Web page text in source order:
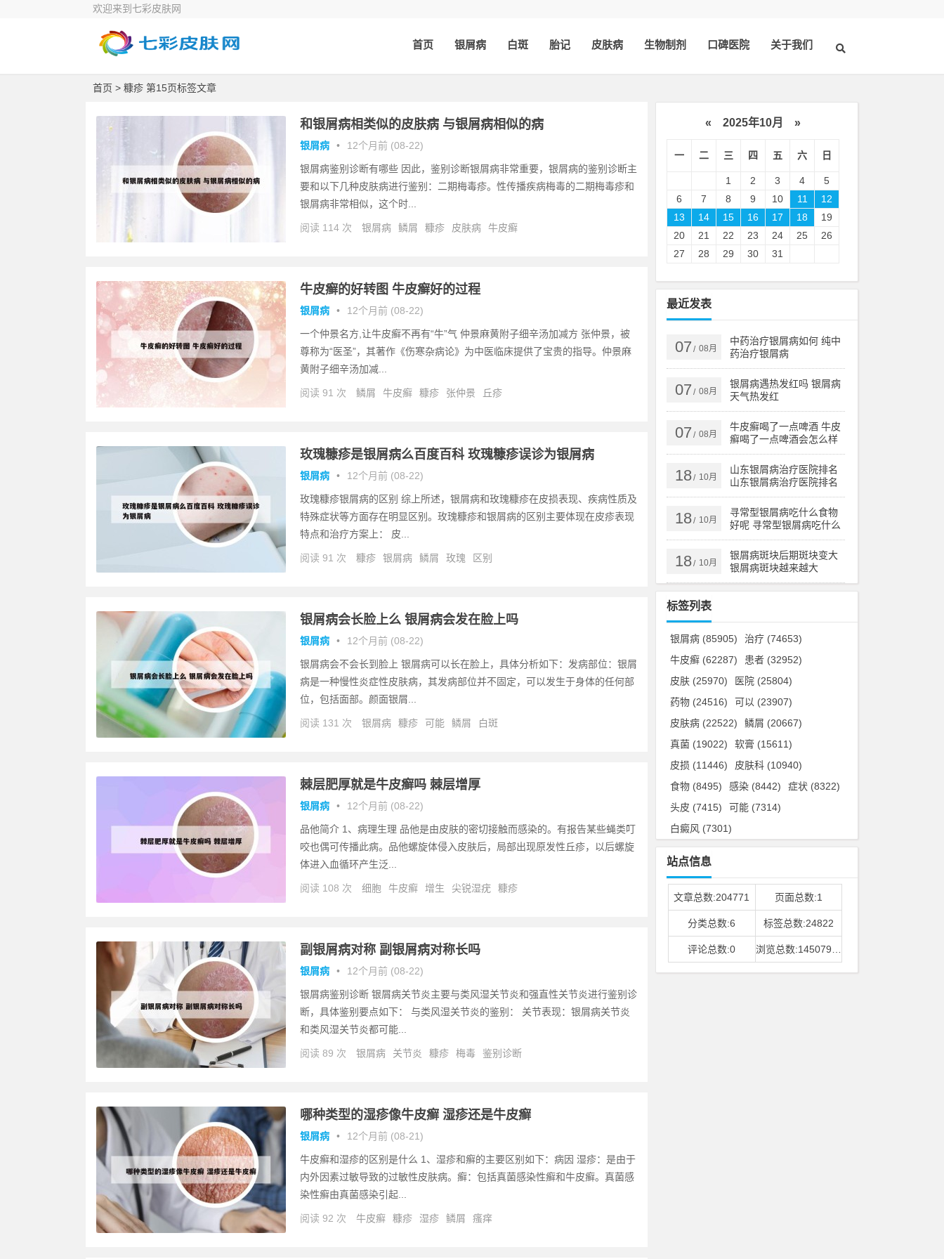
欢迎来到七彩皮肤网
首页 银屑病 白斑 胎记 皮肤病 生物制剂 口碑医院 关于我们
首页 > 糠疹 第15页标签文章
和银屑病相类似的皮肤病 与银屑病相似的病
银屑病 • 12个月前 (08-22)
银屑病鉴别诊断有哪些 因此，鉴别诊断银屑病非常重要，银屑病的鉴别诊断主
要和以下几种皮肤病进行鉴别：二期梅毒疹。性传播疾病梅毒的二期梅毒疹和
银屑病非常相似，这个时...
阅读 114 次 银屑病 鳞屑 糠疹 皮肤病 牛皮癣
牛皮癣的好转图 牛皮癣好的过程
银屑病 • 12个月前 (08-22)
一个仲景名方,让牛皮癣不再有“牛”气 仲景麻黄附子细辛汤加减方 张仲景，被
尊称为“医圣”，其著作《伤寒杂病论》为中医临床提供了宝贵的指导。仲景麻
黄附子细辛汤加减...
阅读 91 次 鳞屑 牛皮癣 糠疹 张仲景 丘疹
玫瑰糠疹是银屑病么百度百科 玫瑰糠疹误诊为银屑病
银屑病 • 12个月前 (08-22)
玫瑰糠疹银屑病的区别 综上所述，银屑病和玫瑰糠疹在皮损表现、疾病性质及
特殊症状等方面存在明显区别。玫瑰糠疹和银屑病的区别主要体现在皮疹表现
特点和治疗方案上： 皮...
阅读 91 次 糠疹 银屑病 鳞屑 玫瑰 区别
银屑病会长脸上么 银屑病会发在脸上吗
银屑病 • 12个月前 (08-22)
银屑病会不会长到脸上 银屑病可以长在脸上，具体分析如下：发病部位：银屑
病是一种慢性炎症性皮肤病，其发病部位并不固定，可以发生于身体的任何部
位，包括面部。颜面银屑...
阅读 131 次 银屑病 糠疹 可能 鳞屑 白斑
棘层肥厚就是牛皮癣吗 棘层增厚
银屑病 • 12个月前 (08-22)
品他简介 1、病理生理 品他是由皮肤的密切接触而感染的。有报告某些蝇类叮
咬也偶可传播此病。品他螺旋体侵入皮肤后，局部出现原发性丘疹，以后螺旋
体进入血循环产生泛...
阅读 108 次 细胞 牛皮癣 增生 尖锐湿疣 糠疹
副银屑病对称 副银屑病对称长吗
银屑病 • 12个月前 (08-22)
银屑病鉴别诊断 银屑病关节炎主要与类风湿关节炎和强直性关节炎进行鉴别诊
断，具体鉴别要点如下： 与类风湿关节炎的鉴别： 关节表现：银屑病关节炎
和类风湿关节炎都可能...
阅读 89 次 银屑病 关节炎 糠疹 梅毒 鉴别诊断
哪种类型的湿疹像牛皮癣 湿疹还是牛皮癣
银屑病 • 12个月前 (08-21)
牛皮癣和湿疹的区别是什么 1、湿疹和癣的主要区别如下：病因 湿疹：是由于
内外因素过敏导致的过敏性皮肤病。癣：包括真菌感染性癣和牛皮癣。真菌感
染性癣由真菌感染引起...
阅读 92 次 牛皮癣 糠疹 湿疹 鳞屑 瘙痒
« 2025年10月 »
一 二 三 四 五 六 日
1 2 3 4
5
6
7 8 9 10 11
12
13
14 15 16 17 18
19
20
21 22 23 24 25
26
27
28 29 30 31
最近发表
07 / 08月
中药治疗银屑病如何 纯中
药治疗银屑病
07 / 08月
银屑病遇热发红吗 银屑病
天气热发红
07 / 08月
牛皮癣喝了一点啤酒 牛皮
癣喝了一点啤酒会怎么样
18/ 10月
山东银屑病治疗医院排名
山东银屑病治疗医院排名
榜
18/ 10月
寻常型银屑病吃什么食物
好呢 寻常型银屑病吃什么
药效果好
18/ 10月
银屑病斑块后期斑块变大
银屑病斑块越来越大
标签列表
银屑病 (85905) 治疗 (74653)
牛皮癣 (62287) 患者 (32952)
皮肤 (25970) 医院 (25804)
药物 (24516) 可以 (23907)
皮肤病 (22522) 鳞屑 (20667)
真菌 (19022) 软膏 (15611)
皮损 (11446) 皮肤科 (10940)
食物 (8495) 感染 (8442) 症状 (8322)
头皮 (7415) 可能 (7314)
白癜风 (7301)
站点信息
文章总数:204771 页面总数:1
分类总数:6 标签总数:24822
评论总数:0